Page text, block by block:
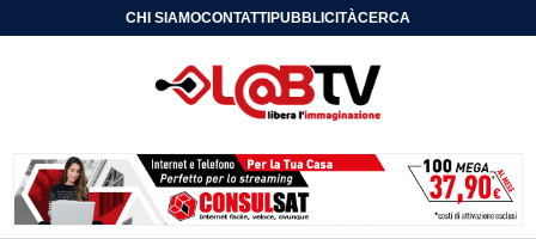
CHI SIAMOCONTATTIPUBBLICITÀCERCA